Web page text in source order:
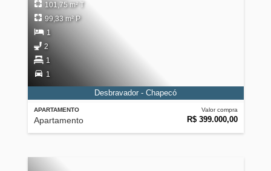
APARTAMENTO
Apartamento
Valor compra
R$ 399.000,00
101,75 m² T
99,33 m² P
1
2
1
1
Desbravador - Chapecó